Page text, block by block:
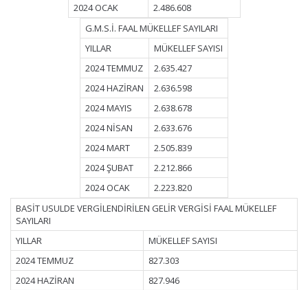
2024 OCAK
2.486.608
G.M.S.İ. FAAL MÜKELLEF SAYILARI
YILLAR
MÜKELLEF SAYISI
2024 TEMMUZ
2.635.427
2024 HAZİRAN
2.636.598
2024 MAYIS
2.638.678
2024 NİSAN
2.633.676
2024 MART
2.505.839
2024 ŞUBAT
2.212.866
2024 OCAK
2.223.820
BASİT USULDE VERGİLENDİRİLEN GELİR VERGİSİ FAAL MÜKELLEF
SAYILARI
YILLAR
MÜKELLEF SAYISI
2024 TEMMUZ
827.303
2024 HAZİRAN
827.946